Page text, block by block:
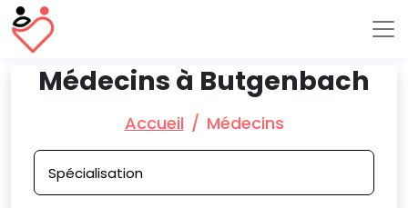
Médecins à Butgenbach
Accueil Médecins